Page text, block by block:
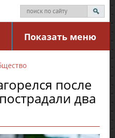
Показать меню
после
два